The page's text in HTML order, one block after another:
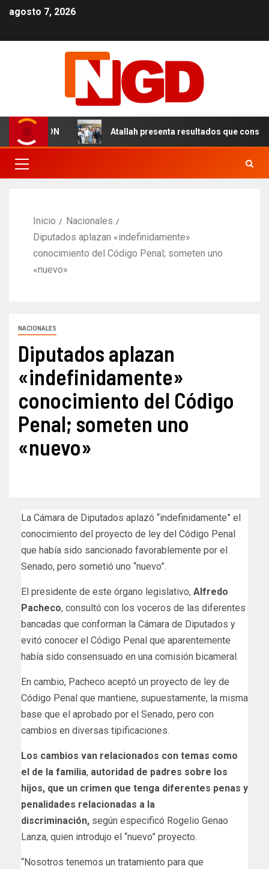
agosto 7, 2026
el DN Atallah presenta resultados que consolidan
Inicio
Nacionales
Diputados aplazan «indefinidamente»
conocimiento del Código Penal; someten uno
«nuevo»
NACIONALES
Diputados aplazan
«indefinidamente»
conocimiento del Código
Penal; someten uno
«nuevo»
La Cámara de Diputados aplazó “indefinidamente” el
conocimiento del proyecto de ley del Código Penal
que había sido sancionado favorablemente por el
Senado, pero sometió uno “nuevo”.
El presidente de este órgano legislativo, Alfredo
Pacheco, consultó con los voceros de las diferentes
bancadas que conforman la Cámara de Diputados y
evitó conocer el Código Penal que aparentemente
había sido consensuado en una comisión bicameral.
En cambio, Pacheco aceptó un proyecto de ley de
Código Penal que mantiene, supuestamente, la misma
base que el aprobado por el Senado, pero con
cambios en diversas tipificaciones.
Los cambios van relacionados con temas como
el de la familia, autoridad de padres sobre los
hijos, que un crimen que tenga diferentes penas y
penalidades relacionadas a la
discriminación, según especificó Rogelio Genao
Lanza, quien introdujo el “nuevo” proyecto.
“Nosotros tenemos un tratamiento para que